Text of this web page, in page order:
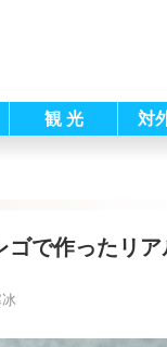
観 光 対
で作ったリア